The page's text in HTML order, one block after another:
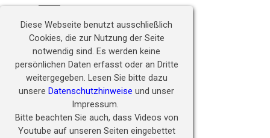
Diese Webseite benutzt ausschließlich
Cookies, die zur Nutzung der Seite
notwendig sind. Es werden keine
persönlichen Daten erfasst oder an Dritte
weitergegeben. Lesen Sie bitte dazu
unsere Datenschutzhinweise und unser
Impressum.
Bitte beachten Sie auch, dass Videos von
Youtube auf unseren Seiten eingebettet
Direkt zum Seiteninhalt
Zukunft ermöglichen